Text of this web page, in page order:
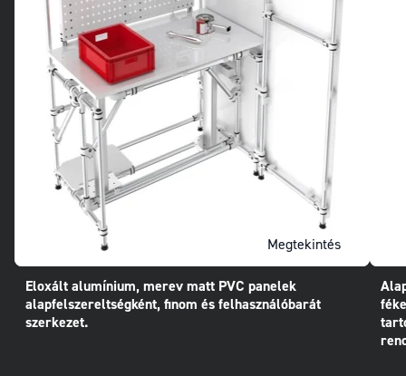
Megtekintés
Eloxált alumínium, merev matt PVC panelek
alapfelszereltségként, finom és felhasználóbarát
szerkezet.